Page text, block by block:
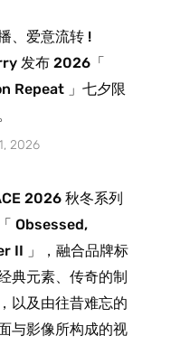
、爱意流转 !
发布 2026「
Repeat 」七夕限
2026
2026 秋冬系列
Obsessed,
II 」，融合品牌标
典元素、传奇的制
以及由往昔难忘的
与影像所构成的视